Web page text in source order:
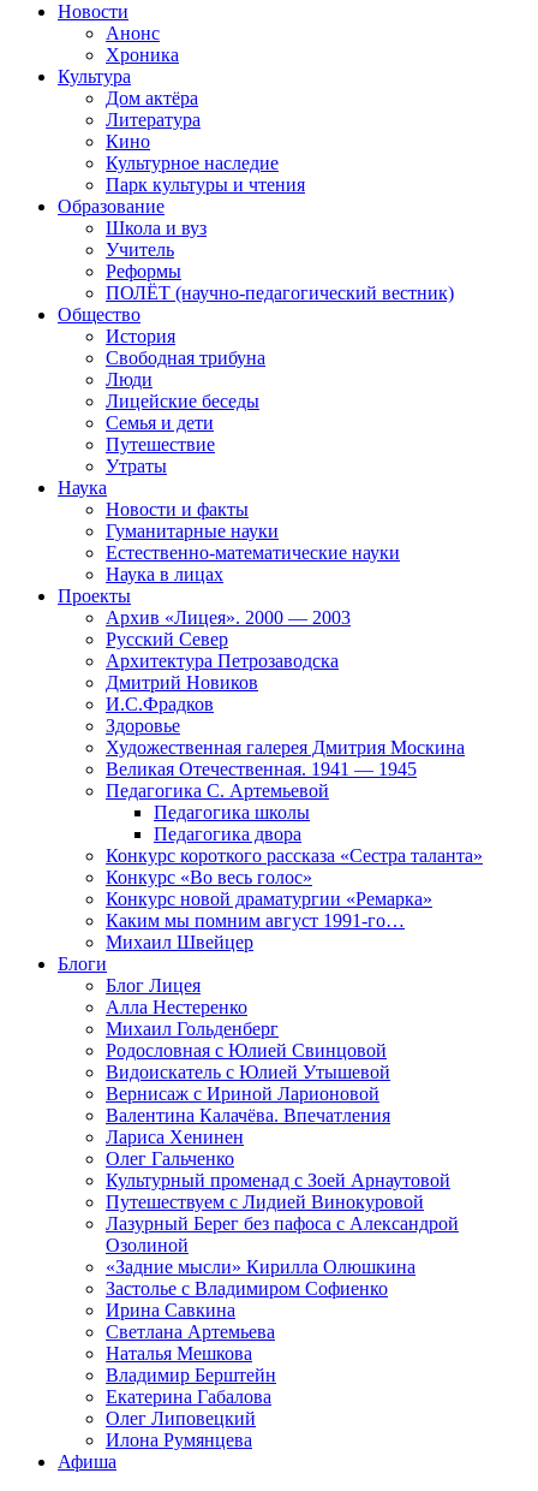
Новости
Анонс
Хроника
Культура
Дом актёра
Литература
Кино
Культурное наследие
Парк культуры и чтения
Образование
Школа и вуз
Учитель
Реформы
ПОЛЁТ (научно-педагогический вестник)
Общество
История
Свободная трибуна
Люди
Лицейские беседы
Семья и дети
Путешествие
Утраты
Наука
Новости и факты
Гуманитарные науки
Естественно-математические науки
Наука в лицах
Проекты
Архив «Лицея». 2000 — 2003
Русский Север
Архитектура Петрозаводска
Дмитрий Новиков
И.С.Фрадков
Здоровье
Художественная галерея Дмитрия Москина
Великая Отечественная. 1941 — 1945
Педагогика С. Артемьевой
Педагогика школы
Педагогика двора
Конкурс короткого рассказа «Сестра таланта»
Конкурс «Во весь голос»
Конкурс новой драматургии «Ремарка»
Каким мы помним август 1991-го…
Михаил Швейцер
Блоги
Блог Лицея
Алла Нестеренко
Михаил Гольденберг
Родословная с Юлией Свинцовой
Видоискатель с Юлией Утышевой
Вернисаж с Ириной Ларионовой
Валентина Калачёва. Впечатления
Лариса Хенинен
Олег Гальченко
Культурный променад с Зоей Арнаутовой
Путешествуем с Лидией Винокуровой
Лазурный Берег без пафоса с Александрой
Озолиной
«Задние мысли» Кирилла Олюшкина
Застолье с Владимиром Софиенко
Ирина Савкина
Светлана Артемьева
Наталья Мешкова
Владимир Берштейн
Екатерина Габалова
Олег Липовецкий
Илона Румянцева
Афиша